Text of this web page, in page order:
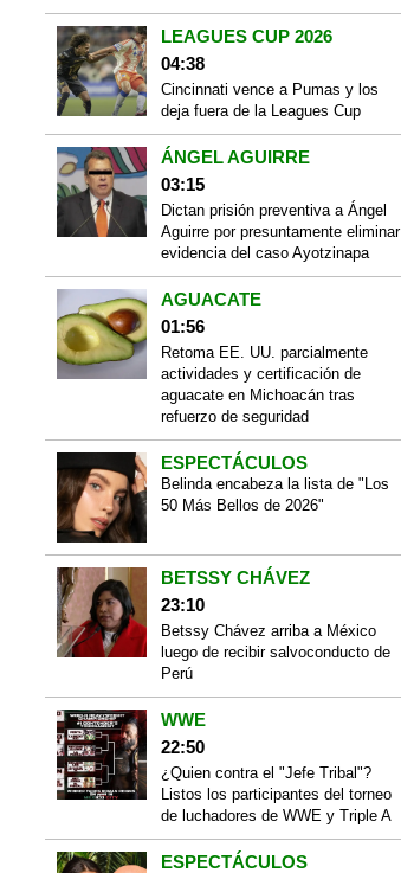
LEAGUES CUP 2026
04:38
Cincinnati vence a Pumas y los
deja fuera de la Leagues Cup
ÁNGEL AGUIRRE
03:15
Dictan prisión preventiva a Ángel
Aguirre por presuntamente eliminar
evidencia del caso Ayotzinapa
AGUACATE
01:56
Retoma EE. UU. parcialmente
actividades y certificación de
aguacate en Michoacán tras
refuerzo de seguridad
ESPECTÁCULOS
Belinda encabeza la lista de "Los
50 Más Bellos de 2026"
BETSSY CHÁVEZ
23:10
Betssy Chávez arriba a México
luego de recibir salvoconducto de
Perú
WWE
22:50
¿Quien contra el "Jefe Tribal"?
Listos los participantes del torneo
de luchadores de WWE y Triple A
ESPECTÁCULOS